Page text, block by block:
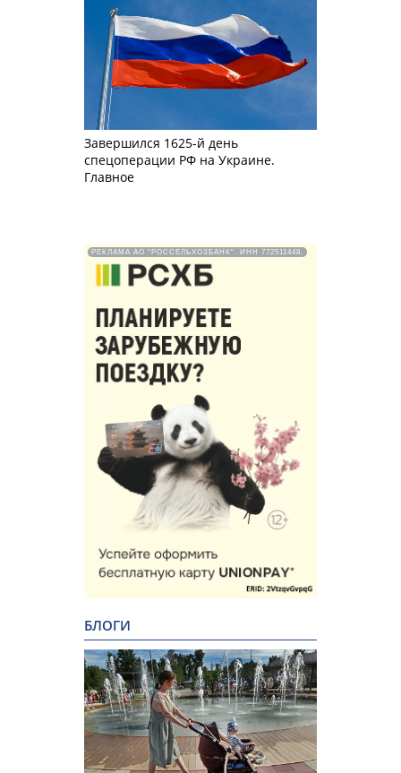
Завершился 1625-й день
спецоперации РФ на Украине.
Главное
РЕКЛАМА АО "РОССЕЛЬХОЗБАНК". ИНН 772511448.
БЛОГИ